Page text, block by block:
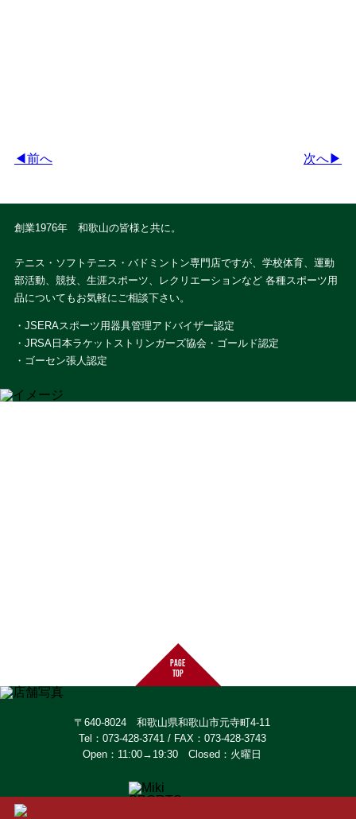
◀前へ 次へ▶
創業1976年 和歌山の皆様と共に。
テニス・ソフトテニス・バドミントン専門店ですが、学校体育、運動
部活動、競技、生涯スポーツ、レクリエーションなど 各種スポーツ用
品についてもお気軽にご相談下さい。
・JSERAスポーツ用器具管理アドバイザー認定
・JRSA日本ラケットストリンガーズ協会・ゴールド認定
・ゴーセン張人認定
page
top
〒640-8024 和歌山県和歌山市元寺町4-11
Tel：073-428-3741 / FAX：073-428-3743
Open：11:00→19:30 Closed：火曜日